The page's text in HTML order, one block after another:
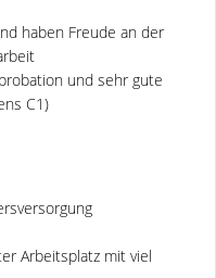
haben Freude an der
und sehr gute
C1)
Arbeitsplatz mit viel